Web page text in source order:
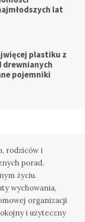
lat
plastiku z
drewnianych
pojemniki
rodziców i
porad,
życiu.
wychowania,
organizacji
i użyteczny